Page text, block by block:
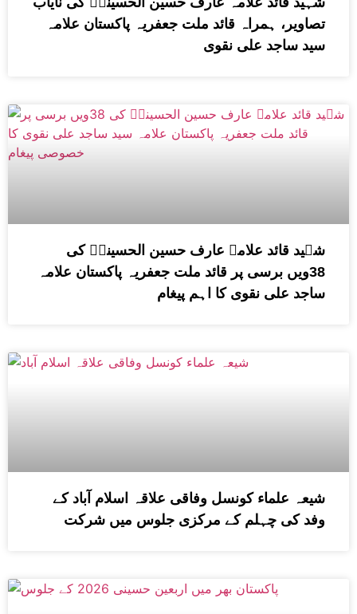
تصاویر، ہمراہ قائد ملت جعفریہ پاکستان علامہ
سید ساجد علی نقوی
شہید قائد علامہ عارف حسین الحسینیؒ کی
38ویں برسی پر قائد ملت جعفریہ پاکستان علامہ
ساجد علی نقوی کا اہم پیغام
شیعہ علماء کونسل وفاقی علاقہ اسلام آباد کے
وفد کی چہلم کے مرکزی جلوس میں شرکت